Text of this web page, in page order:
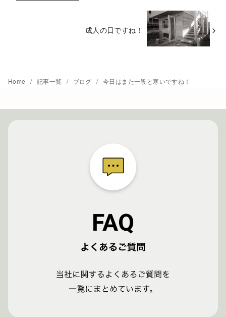
成人の日ですね！
Home 記事一覧 ブログ 今日はまた一段と寒いですね！